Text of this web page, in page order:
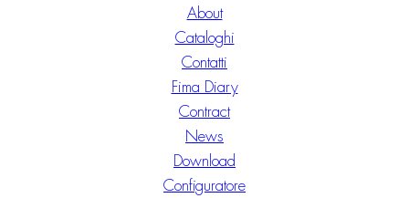
About
Cataloghi
Contatti
Fima Diary
Contract
News
Download
Configuratore